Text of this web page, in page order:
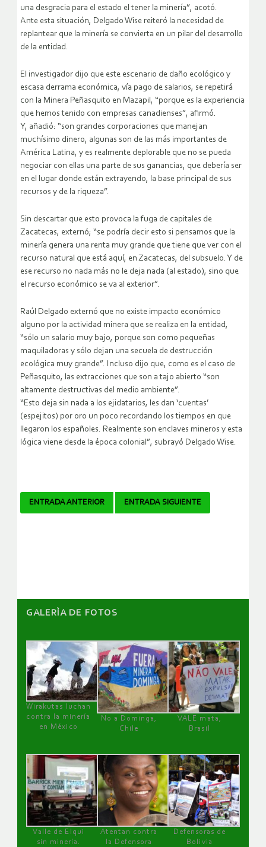
una desgracia para el estado el tener la minería”, acotó.
Ante esta situación, Delgado Wise reiteró la necesidad de
replantear que la minería se convierta en un pilar del desarrollo
de la entidad.
El investigador dijo que este escenario de daño ecológico y
escasa derrama económica, vía pago de salarios, se repetirá
con la Minera Peñasquito en Mazapil, “porque es la experiencia
que hemos tenido con empresas canadienses”, afirmó.
Y, añadió: “son grandes corporaciones que manejan
muchísimo dinero, algunas son de las más importantes de
América Latina, y es realmente deplorable que no se pueda
negociar con ellas una parte de sus ganancias, que debería ser
en el lugar donde están extrayendo, la base principal de sus
recursos y de la riqueza”.
Sin descartar que esto provoca la fuga de capitales de
Zacatecas, externó; “se podría decir esto si pensamos que la
minería genera una renta muy grande que tiene que ver con el
recurso natural que está aquí, en Zacatecas, del subsuelo. Y de
ese recurso no nada más no le deja nada (al estado), sino que
el recurso económico se va al exterior”.
Raúl Delgado externó que no existe impacto económico
alguno por la actividad minera que se realiza en la entidad,
“sólo un salario muy bajo, porque son como pequeñas
maquiladoras y sólo dejan una secuela de destrucción
ecológica muy grande”. Incluso dijo que, como es el caso de
Peñasquito, las extracciones que son a tajo abierto “son
altamente destructivas del medio ambiente”.
“Esto deja sin nada a los ejidatarios, les dan ‘cuentas’
(espejitos) por oro un poco recordando los tiempos en que
llegaron los españoles. Realmente son enclaves mineros y esta
lógica viene desde la época colonial”, subrayó Delgado Wise.
Navegador
ENTRADA ANTERIOR ENTRADA SIGUIENTE
GALERÌA DE FOTOS
Wirakutas luchan
contra la minería
en México
No a Dominga,
Chile
VALE mata,
Brasil
Valle de Elqui
sin minería.
Atentan contra
la Defensora
Defensoras de
Bolivia